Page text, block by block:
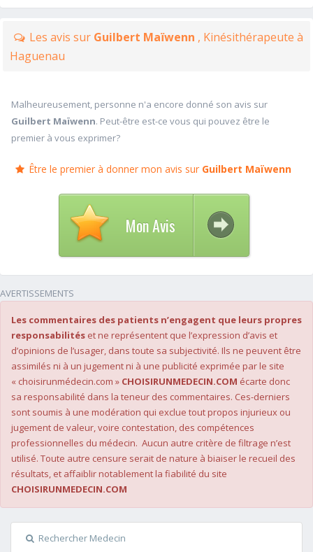
Les avis sur Guilbert Maïwenn , Kinésithérapeute à
Haguenau
Malheureusement, personne n'a encore donné son avis sur
Guilbert Maïwenn. Peut-être est-ce vous qui pouvez être le
premier à vous exprimer?
Être le premier à donner mon avis sur Guilbert Maïwenn
Mon Avis
AVERTISSEMENTS
Les commentaires des patients n’engagent que leurs propres
responsabilités et ne représentent que l’expression d’avis et
d’opinions de l’usager, dans toute sa subjectivité. Ils ne peuvent être
assimilés ni à un jugement ni à une publicité exprimée par le site
« choisirunmédecin.com » CHOISIRUNMEDECIN.COM écarte donc
sa responsabilité dans la teneur des commentaires. Ces-derniers
sont soumis à une modération qui exclue tout propos injurieux ou
jugement de valeur, voire contestation, des compétences
professionnelles du médecin. Aucun autre critère de filtrage n’est
utilisé. Toute autre censure serait de nature à biaiser le recueil des
résultats, et affaiblir notablement la fiabilité du site
CHOISIRUNMEDECIN.COM
Rechercher Medecin